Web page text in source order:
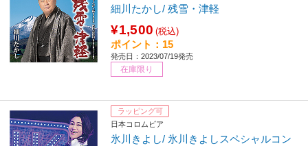
細川たかし/ 残雪・津軽
¥1,500 (税込)
ポイント：15
発売日：2023/07/19発売
在庫限り
ラッピング可
日本コロムビア
氷川きよし/ 氷川きよしスペシャルコン